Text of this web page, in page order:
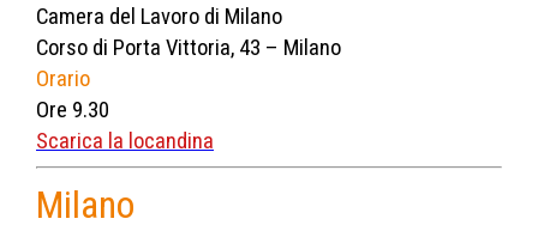
Camera del Lavoro di Milano
Corso di Porta Vittoria, 43 – Milano
Orario
Ore 9.30
Scarica la locandina
Milano